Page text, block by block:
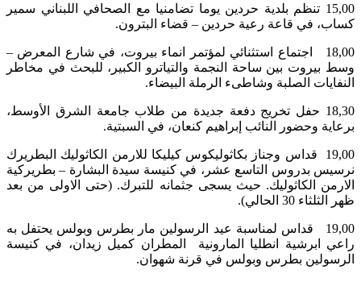
15,00 تنظم بلدية حردين يوما تضامنيا مع الصحافي اللبناني سمير
كساب، في قاعة رعية حردين – قضاء البترون.
18,00 اجتماع استثنائي لمؤتمر انماء بيروت، في شارع المعرض –
وسط بيروت بين ساحة النجمة والتياترو الكبير، للبحث في مخاطر
النفايات الصلبة وشاطىء الرملة البيضاء.
18,30 حفل تخريج دفعة جديدة من طلاب جامعة الشرق الأوسط،
برعاية وحضور النائب إبراهيم كنعان، في السبتية.
19,00 قداس وجناز بكاثوليكوس كيليكا للارمن الكاثوليك البطريرك
نرسيس بدروس التاسع عشر، في كنيسة سيدة البشارة – بطريركية
الارمن الكاثوليك. حيث يسجى جثمانه للتبرك. (حتى الاولى من بعد
ظهر الثلثاء 30 الحالي).
19,00 قداس لمناسبة عيد الرسولين مار بطرس وبولس يحتفل به
راعي ابرشية انطليا المارونية المطران كميل زيدان، في كنيسة
الرسولين بطرس وبولس في قرنة شهوان.